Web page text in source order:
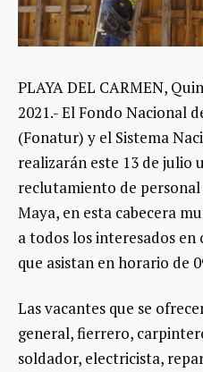
PLAYA DEL CARMEN,
2021.- El Fondo Nacional
(Fonatur) y el Sistema
realizarán este 13 de julio
reclutamiento de
Maya, en esta cabecera
a todos los interesados
que asistan en horario de
Las vacantes que se
general, fierrero,
soldador, electricista,